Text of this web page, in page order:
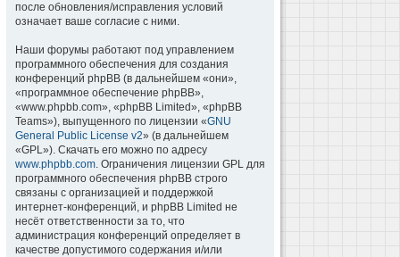
после обновления/исправления условий
означает ваше согласие с ними.
Наши форумы работают под управлением
программного обеспечения для создания
конференций phpBB (в дальнейшем «они»,
«программное обеспечение phpBB»,
«www.phpbb.com», «phpBB Limited», «phpBB
Teams»), выпущенного по лицензии «GNU
General Public License v2» (в дальнейшем
«GPL»). Скачать его можно по адресу
www.phpbb.com. Ограничения лицензии GPL для
программного обеспечения phpBB строго
связаны с организацией и поддержкой
интернет-конференций, и phpBB Limited не
несёт ответственности за то, что
администрация конференций определяет в
качестве допустимого содержания и/или